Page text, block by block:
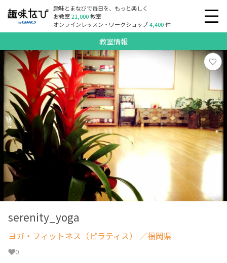
趣味とまなびで毎日を、もっと楽しく
お教室21,000教室
オンラインレッスン・ワークショップ4,400件
教室情報
serenity_yoga
ヨガ・フィットネス（ピラティス） ／福岡県
0